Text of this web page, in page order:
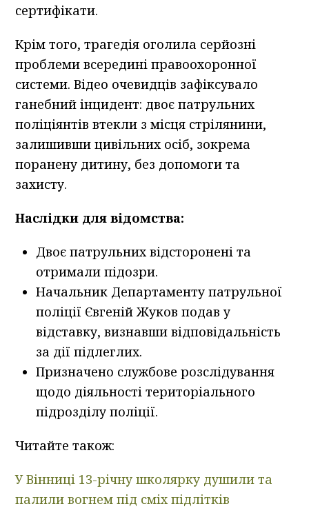
сертифікати.
Крім того, трагедія оголила серйозні
проблеми всередині правоохоронної
системи. Відео очевидців зафіксувало
ганебний інцидент: двоє патрульних
поліціянтів втекли з місця стрілянини,
залишивши цивільних осіб, зокрема
поранену дитину, без допомоги та
захисту.
Наслідки для відомства:
Двоє патрульних відсторонені та
отримали підозри.
Начальник Департаменту патрульної
поліції Євгеній Жуков подав у
відставку, визнавши відповідальність
за дії підлеглих.
Призначено службове розслідування
щодо діяльності територіального
підрозділу поліції.
Читайте також:
У Вінниці 13-річну школярку душили та
палили вогнем під сміх підлітків